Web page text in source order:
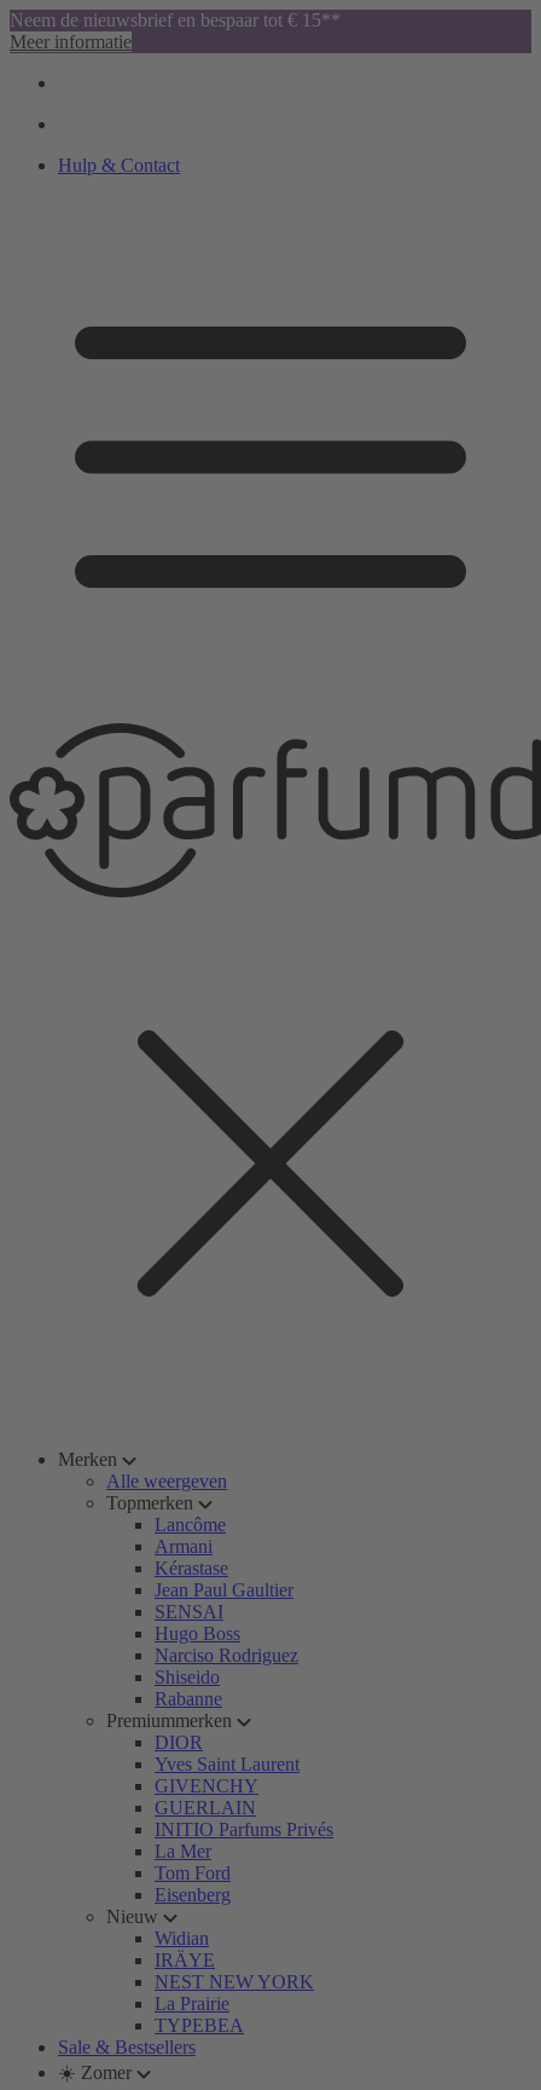
Neem de nieuwsbrief en bespaar tot € 15**
Meer informatie
Hulp & Contact
Merken
Alle weergeven
Topmerken
Lancôme
Armani
Kérastase
Jean Paul Gaultier
SENSAI
Hugo Boss
Narciso Rodriguez
Shiseido
Rabanne
Premiummerken
DIOR
Yves Saint Laurent
GIVENCHY
GUERLAIN
INITIO Parfums Privés
La Mer
Tom Ford
Eisenberg
Nieuw
Widian
IRÄYE
NEST NEW YORK
La Prairie
TYPEBEA
Sale & Bestsellers
☀️ Zomer